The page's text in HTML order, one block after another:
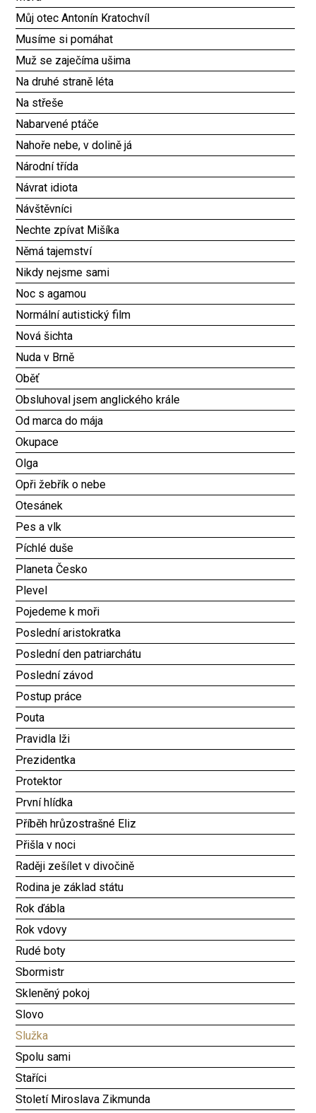
Můj otec Antonín Kratochvíl
Musíme si pomáhat
Muž se zaječíma ušima
Na druhé straně léta
Na střeše
Nabarvené ptáče
Nahoře nebe, v dolině já
Národní třída
Návrat idiota
Návštěvníci
Nechte zpívat Mišíka
Němá tajemství
Nikdy nejsme sami
Noc s agamou
Normální autistický film
Nová šichta
Nuda v Brně
Oběť
Obsluhoval jsem anglického krále
Od marca do mája
Okupace
Olga
Opři žebřík o nebe
Otesánek
Pes a vlk
Píchlé duše
Planeta Česko
Plevel
Pojedeme k moři
Poslední aristokratka
Poslední den patriarchátu
Poslední závod
Postup práce
Pouta
Pravidla lži
Prezidentka
Protektor
První hlídka
Příběh hrůzostrašné Eliz
Přišla v noci
Raději zešílet v divočině
Rodina je základ státu
Rok ďábla
Rok vdovy
Rudé boty
Sbormistr
Skleněný pokoj
Slovo
Služka
Spolu sami
Staříci
Století Miroslava Zikmunda